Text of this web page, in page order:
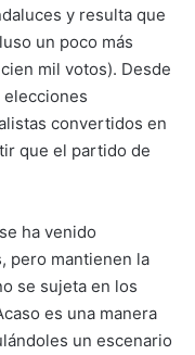
y resulta que
un poco más
mil votos). Desde
elecciones
convertidos en
que el partido de
ha venido
pero mantienen la
se sujeta en los
es una manera
un escenario